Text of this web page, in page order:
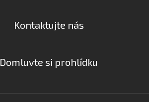
Kontaktujte nás
Domluvte si prohlídku